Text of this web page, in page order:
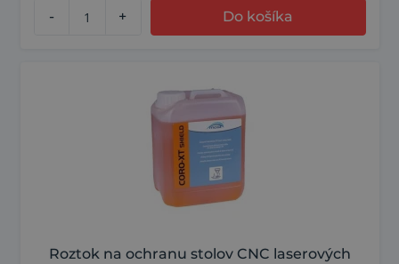
- + Do košíka
Roztok na ochranu stolov CNC laserových